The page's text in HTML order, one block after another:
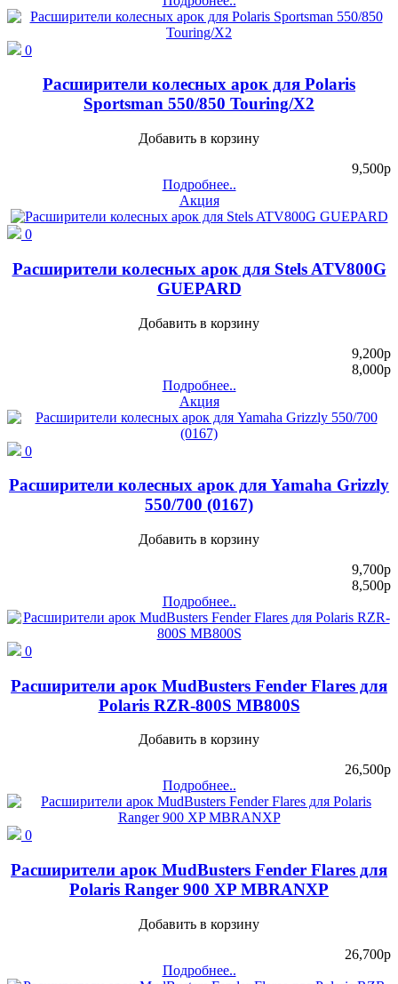
0
Расширители колесных арок для Polaris
Sportsman 550/850 Touring/X2
Добавить в корзину
9,500p
Подробнее..
Акция
0
Расширители колесных арок для Stels ATV800G
GUEPARD
Добавить в корзину
9,200p
8,000p
Подробнее..
Акция
0
Расширители колесных арок для Yamaha Grizzly
550/700 (0167)
Добавить в корзину
9,700p
8,500p
Подробнее..
0
Расширители арок MudBusters Fender Flares для
Polaris RZR-800S MB800S
Добавить в корзину
26,500p
Подробнее..
0
Расширители арок MudBusters Fender Flares для
Polaris Ranger 900 XP MBRANXP
Добавить в корзину
26,700p
Подробнее..